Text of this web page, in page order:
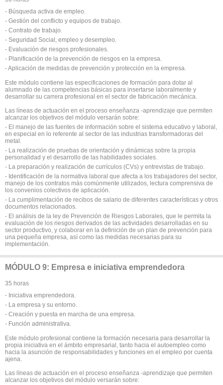
- Búsqueda activa de empleo.
- Gestión del conflicto y equipos de trabajo.
- Contrato de trabajo.
- Seguridad Social, empleo y desempleo.
- Evaluación de riesgos profesionales.
- Planificación de la prevención de riesgos en la empresa.
- Aplicación de medidas de prevención y protección en la empresa.
Este módulo contiene las especificaciones de formación para dotar al
alumnado de las competencias básicas para insertarse laboralmente y
desarrollar su carrera profesional en el sector de fabricación mecánica.
Las líneas de actuación en el proceso enseñanza -aprendizaje que permiten
alcanzar los objetivos del módulo versarán sobre:
- El manejo de las fuentes de información sobre el sistema educativo y laboral,
en especial en lo referente al sector de las industrias transformadoras del
metal.
- La realización de pruebas de orientación y dinámicas sobre la propia
personalidad y el desarrollo de las habilidades sociales.
- La preparación y realización de currículos (CVs) y entrevistas de trabajo.
- Identificación de la normativa laboral que afecta a los trabajadores del sector,
manejo de los contratos más comúnmente utilizados, lectura comprensiva de
los convenios colectivos de aplicación.
- La cumplimentación de recibos de salario de diferentes características y otros
documentos relacionados.
- El análisis de la ley de Prevención de Riesgos Laborales, que le permita la
evaluación de los riesgos derivados de las actividades desarrolladas en su
sector productivo, y colaborar en la definición de un plan de prevención para
una pequeña empresa, así como las medidas necesarias para su
implementación.
MÓDULO 9: Empresa e iniciativa emprendedora
35 horas
- Iniciativa emprendedora.
- La empresa y su entorno.
- Creación y puesta en marcha de una empresa.
- Función administrativa.
Este módulo profesional contiene la formación necesaria para desarrollar la
propia iniciativa en el ámbito empresarial, tanto hacia el autoempleo como
hacia la asunción de responsabilidades y funciones en el empleo por cuenta
ajena.
Las líneas de actuación en el proceso enseñanza -aprendizaje que permiten
alcanzar los objetivos del módulo versarán sobre: